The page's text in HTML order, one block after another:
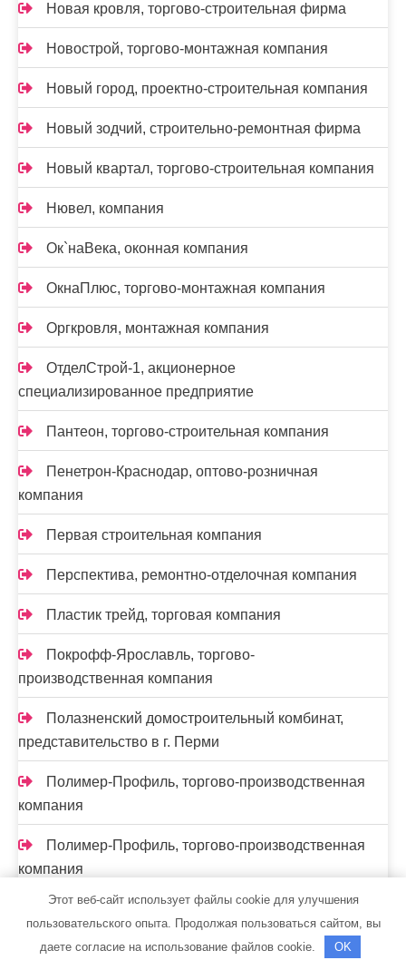
Новая кровля, торгово-строительная фирма
Новострой, торгово-монтажная компания
Новый город, проектно-строительная компания
Новый зодчий, строительно-ремонтная фирма
Новый квартал, торгово-строительная компания
Нювел, компания
Ок`наВека, оконная компания
ОкнаПлюс, торгово-монтажная компания
Оргкровля, монтажная компания
ОтделСтрой-1, акционерное
специализированное предприятие
Пантеон, торгово-строительная компания
Пенетрон-Краснодар, оптово-розничная
компания
Первая строительная компания
Перспектива, ремонтно-отделочная компания
Пластик трейд, торговая компания
Покрофф-Ярославль, торгово-
производственная компания
Полазненский домостроительный комбинат,
представительство в г. Перми
Полимер-Профиль, торгово-производственная
компания
Полимер-Профиль, торгово-производственная
компания
Полистар, строительная компания
Политика конфиденциальности
Этот веб-сайт использует файлы cookie для улучшения
пользовательского опыта. Продолжая пользоваться сайтом, вы
даете согласие на использование файлов cookie.
OK